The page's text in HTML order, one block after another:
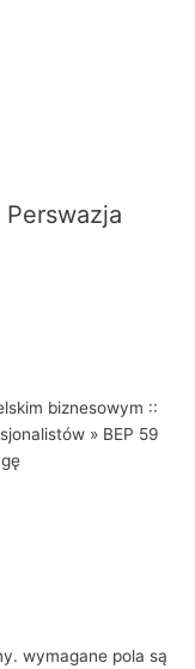
Perswazja
biznesowym ::
» BEP 59
wymagane pola są